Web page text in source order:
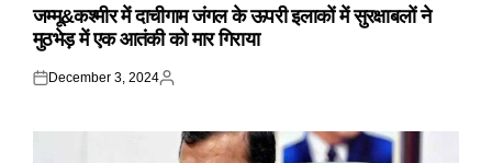
जम्मू&कश्मीर में दाचीगाम जंगल के ऊपरी इलाकों में सुरक्षाबलों ने
मुठभेड़ में एक आतंकी को मार गिराया
Posted
December 3, 2024
Posted